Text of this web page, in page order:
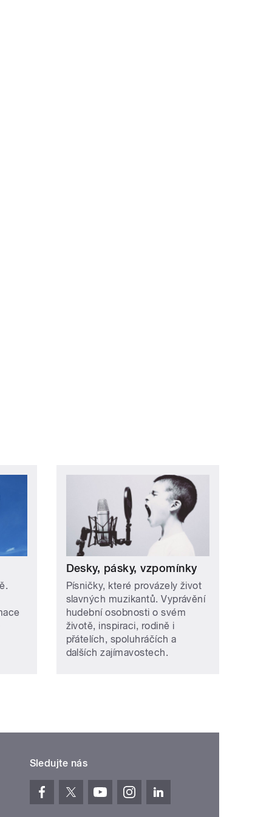
Desky, pásky, vzpomínky
Písničky, které provázely život
slavných muzikantů. Vyprávění
hudební osobnosti o svém
životě, inspiraci, rodině i
přátelích, spoluhráčích a
dalších zajímavostech.
Sledujte nás